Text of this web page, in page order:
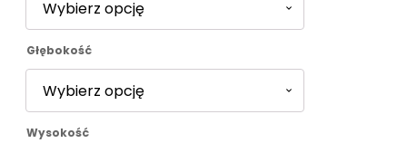
do
2364,00 zł
Głębokość
Wysokość